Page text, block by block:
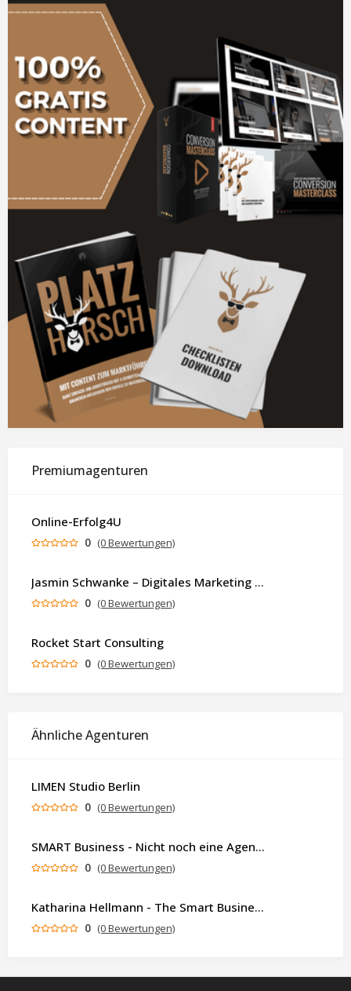
Premiumagenturen
Online-Erfolg4U
0 (0 Bewertungen)
Jasmin Schwanke – Digitales Marketing & KI-gestützte Contenterstellung
0 (0 Bewertungen)
Rocket Start Consulting
0 (0 Bewertungen)
Ähnliche Agenturen
LIMEN Studio Berlin
0 (0 Bewertungen)
SMART Business - Nicht noch eine Agentur. Sondern ein Partner, der dein Business als Ganzes denkt.
0 (0 Bewertungen)
Katharina Hellmann - The Smart Business Coach
0 (0 Bewertungen)